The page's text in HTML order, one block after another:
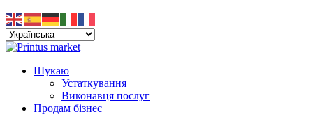
Шукаю
Устаткування
Виконавця послуг
Продам бізнес